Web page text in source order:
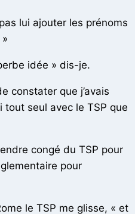
lui ajouter les prénoms
idée » dis-je.
constater que j’avais
seul avec le TSP que
congé du TSP pour
pour
le TSP me glisse, « et